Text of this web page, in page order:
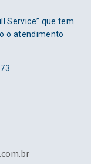
Service” que tem
o atendimento